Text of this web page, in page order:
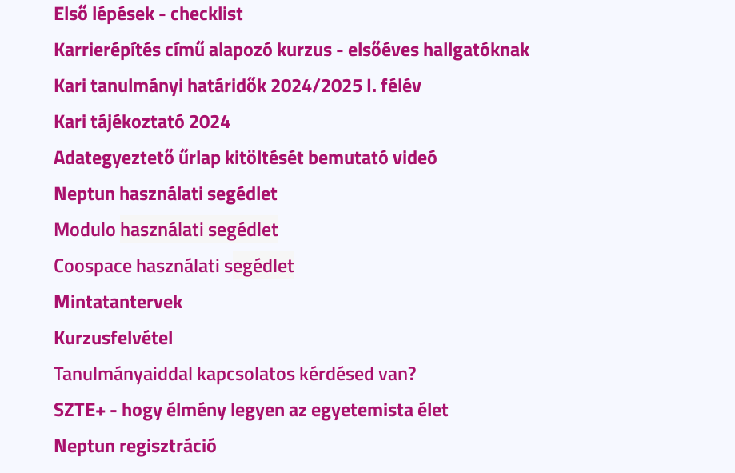
Első lépések - checklist
Karrierépítés című alapozó kurzus - elsőéves hallgatóknak
Kari tanulmányi határidők 2024/2025 I. félév
Kari tájékoztató 2024
Adategyeztető űrlap kitöltését bemutató videó
Neptun használati segédlet
Modulo használati segédlet
Coospace használati segédlet
Mintatantervek
Kurzusfelvétel
Tanulmányaiddal kapcsolatos kérdésed van?
SZTE+ - hogy élmény legyen az egyetemista élet
Neptun regisztráció